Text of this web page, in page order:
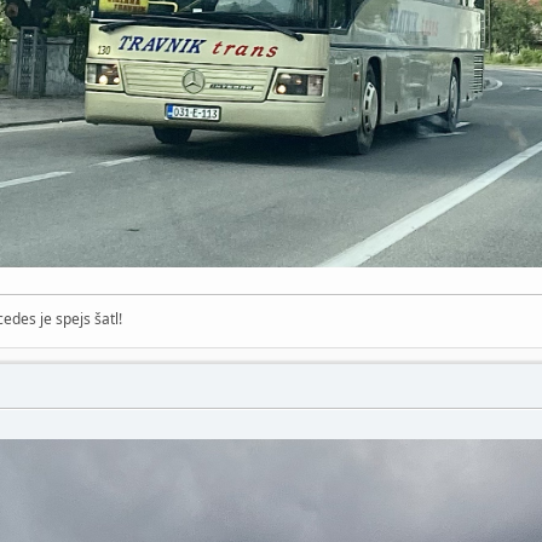
je spejs šatl!